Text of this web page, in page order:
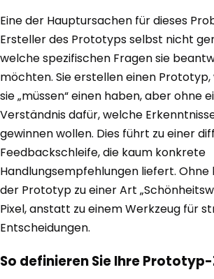
Eine der Hauptursachen für dieses
Ersteller des Prototyps selbst nicht
welche spezifischen Fragen sie
möchten. Sie erstellen einen Prototyp,
sie „müssen“ einen haben, aber ohne
Verständnis dafür, welche
gewinnen wollen. Dies führt zu einer
Feedbackschleife, die kaum konkrete
Handlungsempfehlungen liefert. Ohne
der Prototyp zu einer Art
Pixel, anstatt zu einem Werkzeug für
Entscheidungen.
So definieren Sie Ihre